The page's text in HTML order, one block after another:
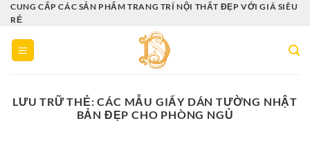
Bỏ
qua
nội
dung
CUNG CẤP CÁC SẢN PHẨM TRANG TRÍ NỘI THẤT ĐẸP VỚI GIÁ SIÊU
RẺ
LƯU TRỮ THẺ:CÁC MẪU GIẤY DÁN TƯỜNG NHẬT
BẢN ĐẸP CHO PHÒNG NGỦ